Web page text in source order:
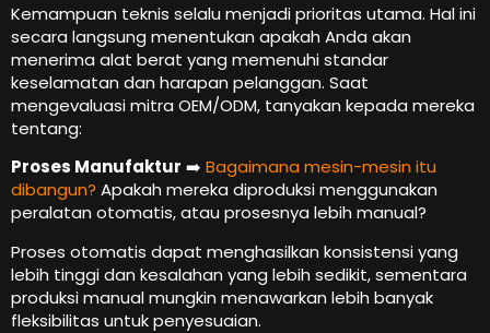
Kemampuan teknis selalu menjadi prioritas utama. Hal ini
secara langsung menentukan apakah Anda akan
menerima alat berat yang memenuhi standar
keselamatan dan harapan pelanggan. Saat
mengevaluasi mitra OEM/ODM, tanyakan kepada mereka
tentang:
Proses Manufaktur ➡️ Bagaimana mesin-mesin itu
dibangun? Apakah mereka diproduksi menggunakan
peralatan otomatis, atau prosesnya lebih manual?
Proses otomatis dapat menghasilkan konsistensi yang
lebih tinggi dan kesalahan yang lebih sedikit, sementara
produksi manual mungkin menawarkan lebih banyak
fleksibilitas untuk penyesuaian.